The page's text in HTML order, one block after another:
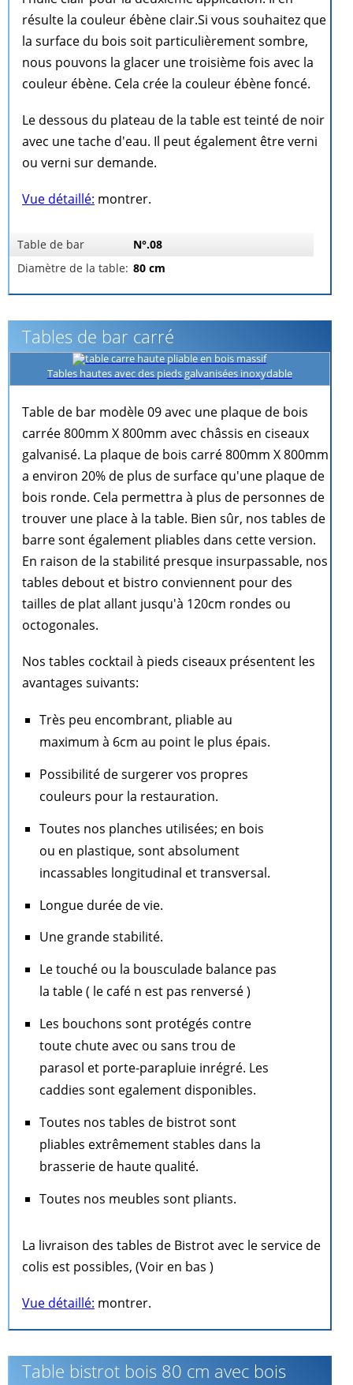
résulte la couleur ébène clair.Si vous souhaitez que
la surface du bois soit particulièrement sombre,
nous pouvons la glacer une troisième fois avec la
couleur ébène. Cela crée la couleur ébène foncé.
Le dessous du plateau de la table est teinté de noir
avec une tache d'eau. Il peut également être verni
ou verni sur demande.
Vue détaillé: montrer.
Table de bar
N°.08
Diamètre de la table: 80 cm
Tables de bar carré
Tables hautes avec des pieds galvanisées inoxydable
Table de bar modèle 09 avec une plaque de bois
carrée 800mm X 800mm avec châssis en ciseaux
galvanisé. La plaque de bois carré 800mm X 800mm
a environ 20% de plus de surface qu'une plaque de
bois ronde. Cela permettra à plus de personnes de
trouver une place à la table. Bien sûr, nos tables de
barre sont également pliables dans cette version.
En raison de la stabilité presque insurpassable, nos
tables debout et bistro conviennent pour des
tailles de plat allant jusqu'à 120cm rondes ou
octogonales.
Nos tables cocktail à pieds ciseaux présentent les
avantages suivants:
Très peu encombrant, pliable au
maximum à 6cm au point le plus épais.
Possibilité de surgerer vos propres
couleurs pour la restauration.
Toutes nos planches utilisées; en bois
ou en plastique, sont absolument
incassables longitudinal et transversal.
Longue durée de vie.
Une grande stabilité.
Le touché ou la bousculade balance pas
la table ( le café n est pas renversé )
Les bouchons sont protégés contre
toute chute avec ou sans trou de
parasol et porte-parapluie inrégré. Les
caddies sont egalement disponibles.
Toutes nos tables de bistrot sont
pliables extrêmement stables dans la
brasserie de haute qualité.
Toutes nos meubles sont pliants.
La livraison des tables de Bistrot avec le service de
colis est possibles, (Voir en bas )
Vue détaillé: montrer.
Table bistrot bois 80 cm avec bois